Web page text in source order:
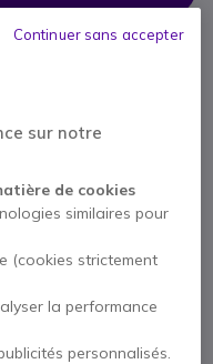
sur notre
de cookies
similaires pour
(cookies strictement
la performance
personnalisés.
Continuer sans accepter